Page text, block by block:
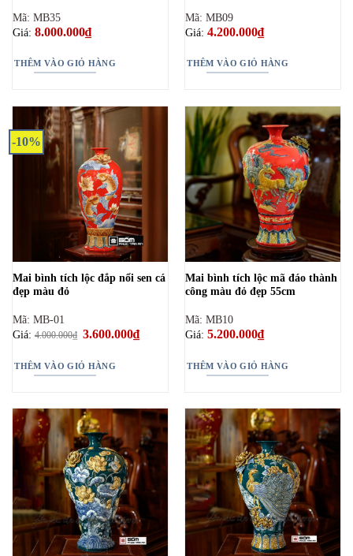
Mã: MB35
Giá: 8.000.000₫
THÊM VÀO GIỎ HÀNG
Mã: MB09
Giá: 4.200.000₫
THÊM VÀO GIỎ HÀNG
-10%
Mai bình tích lộc đắp nổi sen cá
đẹp màu đỏ
Mã: MB-01
Giá:4.000.000₫ Giá
4.000.000₫.
3.600.000₫Giá
hiện
THÊM VÀO GIỎ HÀNG
Mai bình tích lộc mã đáo thành
công màu đỏ đẹp 55cm
Mã: MB10
Giá: 5.200.000₫
THÊM VÀO GIỎ HÀNG